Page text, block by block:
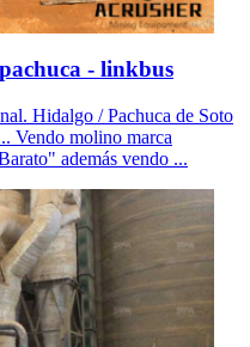
- linkbus
Hidalgo / Pachuca de Soto
Vendo molino marca
además vendo ...